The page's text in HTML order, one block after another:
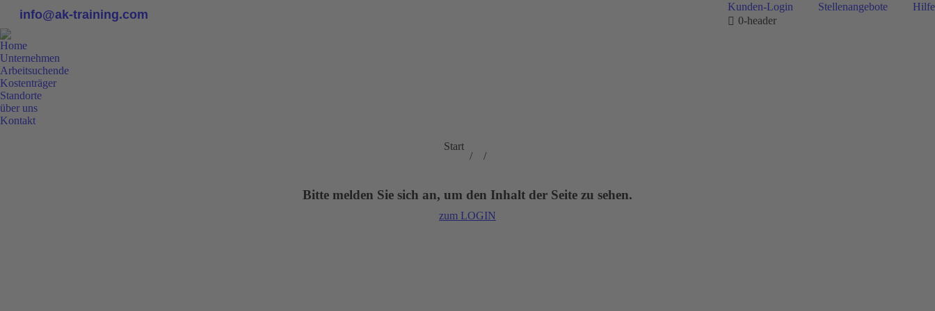
info@ak-training.com
Kunden-Login Stellenangebote
Hilfe
0-header
Home
Unternehmen
Arbeitsuchende
Kostenträger
Standorte
über uns
Kontakt
Sie befinden sich
Start
Bitte melden Sie sich an, um den Inhalt der Seite zu sehen.
zum LOGIN